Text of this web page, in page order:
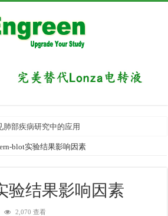
部疾病研究中的应用
blot实验结果影响因素
验结果影响因素
2,070 查看